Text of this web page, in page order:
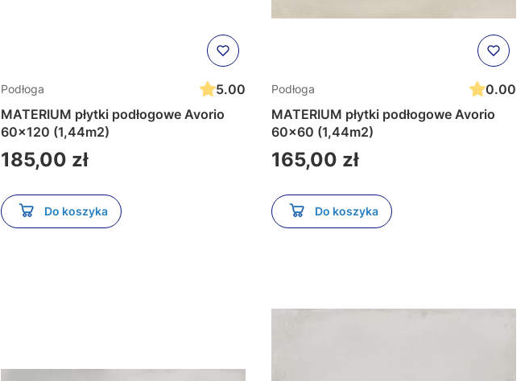
Podłoga
5.00
MATERIUM płytki podłogowe Avorio
60x120 (1,44m2)
Cena
185,00 zł
Do koszyka
Podłoga
0.00
MATERIUM płytki podłogowe Avorio
60x60 (1,44m2)
Cena
165,00 zł
Do koszyka